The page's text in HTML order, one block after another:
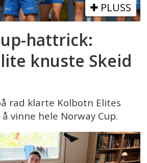
PLUSS
hattrick:
knuste Skeid
rad klarte Kolbotn Elites
vinne hele Norway Cup.